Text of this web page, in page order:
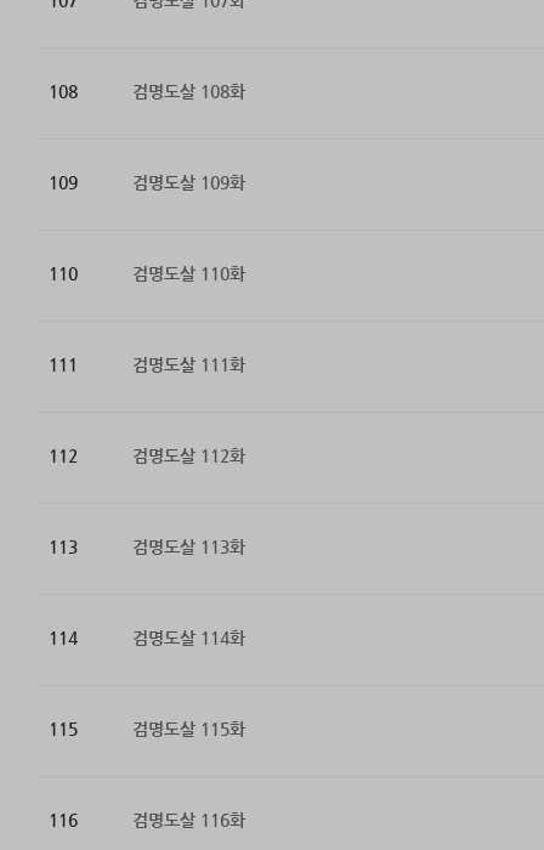
108 검명도살 108화
109 검명도살 109화
110 검명도살 110화
111 검명도살 111화
112 검명도살 112화
113 검명도살 113화
114 검명도살 114화
115 검명도살 115화
116 검명도살 116화